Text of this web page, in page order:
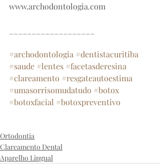
www.archodontologia.com
#archodontologia #dentistacuritiba
#saude #lentes #facetasderesina
#clareamento #resgateautoestima
#umasorrisomudatudo #botox
#botoxfacial #botoxpreventivo
Ortodontia
Clareamento Dental
Aparelho Lingual